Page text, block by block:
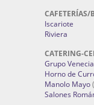
CAFETERÍAS/
Iscariote
Riviera
CATERING-
Grupo Venecia
Horno de
Manolo Mayo
Salones